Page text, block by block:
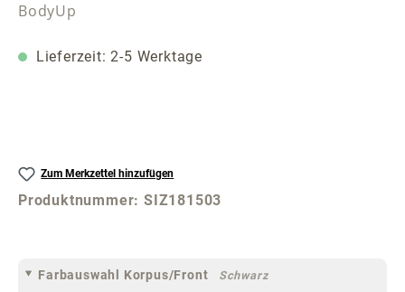
BodyUp
Lieferzeit: 2-5 Werktage
Zum Merkzettel hinzufügen
Produktnummer:SIZ181503
Farbauswahl Korpus/Front Schwarz